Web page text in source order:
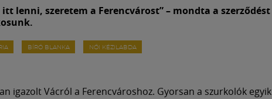
lenni, szeretem a Ferencvárost” – mondta a szerződést
BÍRÓ BLANKA NŐI KÉZILABDA
igazolt Vácról a Ferencvároshoz. Gyorsan a szurkolók egyik